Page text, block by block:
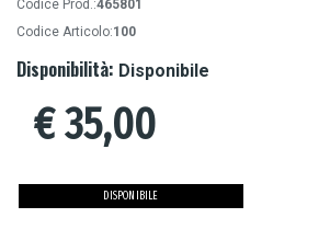
Codice Prod.:465801
Codice Articolo:100
Disponibilità: Disponibile
€35,00
DISPONIBILE